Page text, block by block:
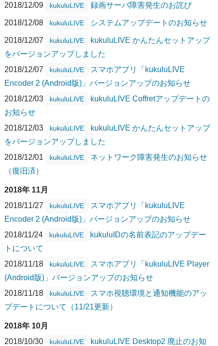
2018/12/09
kukuluLIVE 録画サーバ障害発生のお詫び
2018/12/08 kukuluLIVE システムアップデートのお知らせ
2018/12/07 kukuluLIVE
kukuluLIVE かんたんセットアップ
をバージョンアップしました
2018/12/07
kukuluLIVE
スマホアプリ「kukuluLIVE
Encoder 2 (Android版)」バージョンアップのお知らせ
2018/12/03
kukuluLIVE
kukuluLIVE Coffretアップデートの
お知らせ
2018/12/03
kukuluLIVE
kukuluLIVE かんたんセットアップ
をバージョンアップしました
2018/12/01
kukuluLIVE
ネットワーク障害発生のお知らせ
（復旧済）
2018年 11月
2018/11/27
kukuluLIVE
スマホアプリ「kukuluLIVE
Encoder 2 (Android版)」バージョンアップのお知らせ
2018/11/24
kukuluLIVE
kukuluIDの名前表記のアップデー
トについて
2018/11/18
kukuluLIVE
スマホアプリ「kukuluLIVE Player
(Android版)」バージョンアップのお知らせ
2018/11/18
kukuluLIVE
スマホ視聴環境と通知機能のアッ
プデートについて（11/21更新）
2018年 10月
2018/10/30
kukuluLIVE
kukuluLIVE Desktop2 廃止のお知